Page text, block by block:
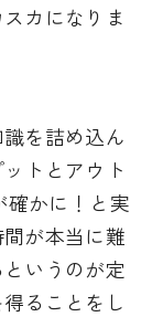
カになりま
を詰め込ん
トとアウト
確かに！と実
が本当に難
いうのが定
ることをし